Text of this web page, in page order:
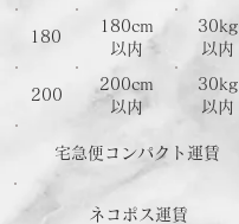
180
180cm
以内
30 kg
以内
200
200cm
以内
30kg
​以内
宅急便コンパクト運賃
ネコポス運賃